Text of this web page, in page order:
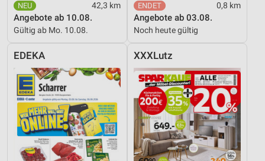
42,3 km
Angebote ab 10.08.
Gültig ab Mo. 10.08.
0,8 km
Angebote ab 03.08.
Noch heute gültig
EDEKA XXXLutz